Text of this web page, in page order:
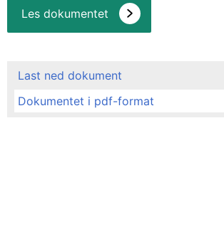
Les dokumentet
Last ned dokument
Dokumentet i pdf-format